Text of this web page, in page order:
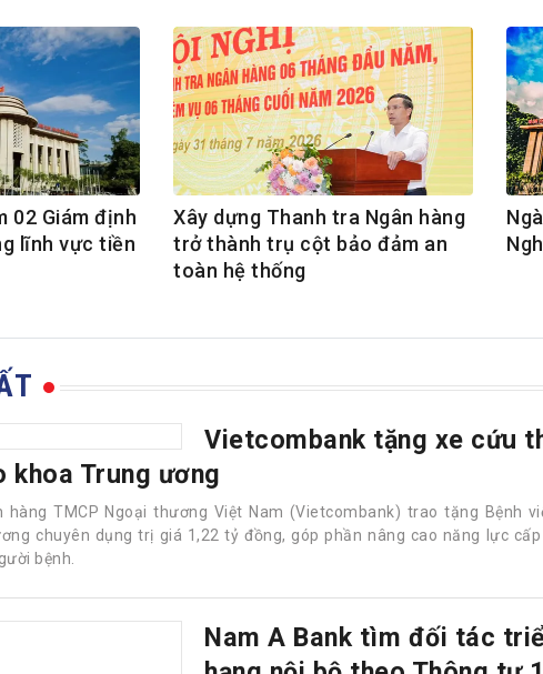
02 Giám định
lĩnh vực tiền
Xây dựng Thanh tra Ngân hàng
trở thành trụ cột bảo đảm an
toàn hệ thống
Vietcombank tặng xe cứu
khoa Trung ương
hàng TMCP Ngoại thương Việt Nam (Vietcombank) trao tặng Bệnh
chuyên dụng trị giá 1,22 tỷ đồng, góp phần nâng cao năng lực
bệnh.
Nam A Bank tìm đối tác